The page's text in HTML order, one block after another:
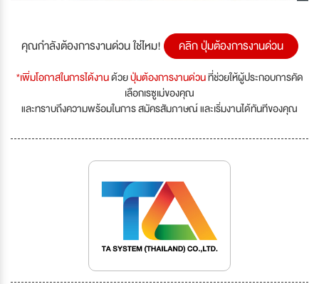
คุณกำลังต้องการงานด่วน ใช่ไหม! คลิก ปุ่มต้องการงานด่วน
*เพิ่มโอกาสในการได้งานด้วยปุ่มต้องการงานด่วนที่ช่วยให้ผู้ประกอบการคัด
เลือกเรซูเม่ของคุณ
และทราบถึงความพร้อมในการ สมัครสัมภาษณ์ และเริ่มงานได้ทันทีของคุณ